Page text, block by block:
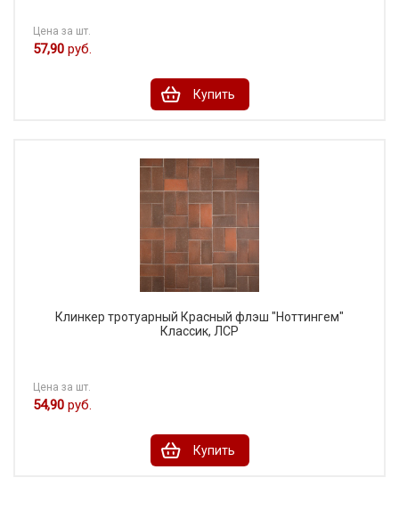
Цена за шт.
57,90 руб.
Купить
Клинкер тротуарный Красный флэш "Ноттингем"
Классик, ЛСР
Цена за шт.
54,90 руб.
Купить